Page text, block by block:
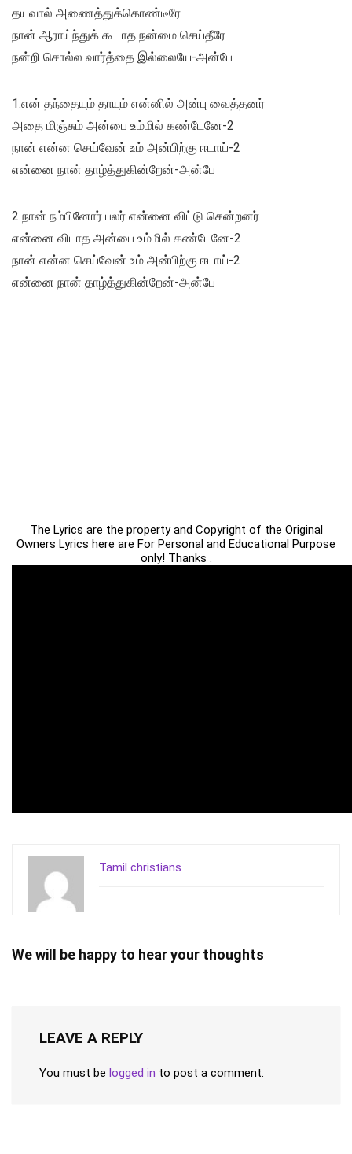
தயவால் அணைத்துக்கொண்டீரே
நான் ஆராய்ந்துக் கூடாத நன்மை செய்தீரே
நன்றி சொல்ல வார்த்தை இல்லையே-அன்பே
1.என் தந்தையும் தாயும் என்னில் அன்பு வைத்தனர்
அதை மிஞ்சும் அன்பை உம்மில் கண்டேனே-2
நான் என்ன செய்வேன் உம் அன்பிற்கு ஈடாய்-2
என்னை நான் தாழ்த்துகின்றேன்-அன்பே
2 நான் நம்பினோர் பலர் என்னை விட்டு சென்றனர்
என்னை விடாத அன்பை உம்மில் கண்டேனே-2
நான் என்ன செய்வேன் உம் அன்பிற்கு ஈடாய்-2
என்னை நான் தாழ்த்துகின்றேன்-அன்பே
The Lyrics are the property and Copyright of the Original
Owners Lyrics here are For Personal and Educational Purpose
only! Thanks .
Tamil christians
We will be happy to hear your thoughts
LEAVE A REPLY
You must be logged in to post a comment.